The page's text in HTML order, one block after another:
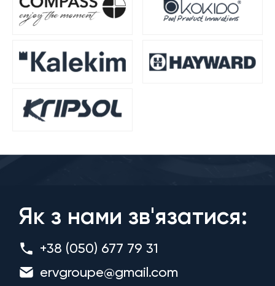
Як з нами зв'язатися:
+38 (050) 677 79 31
ervgroupe@gmail.com